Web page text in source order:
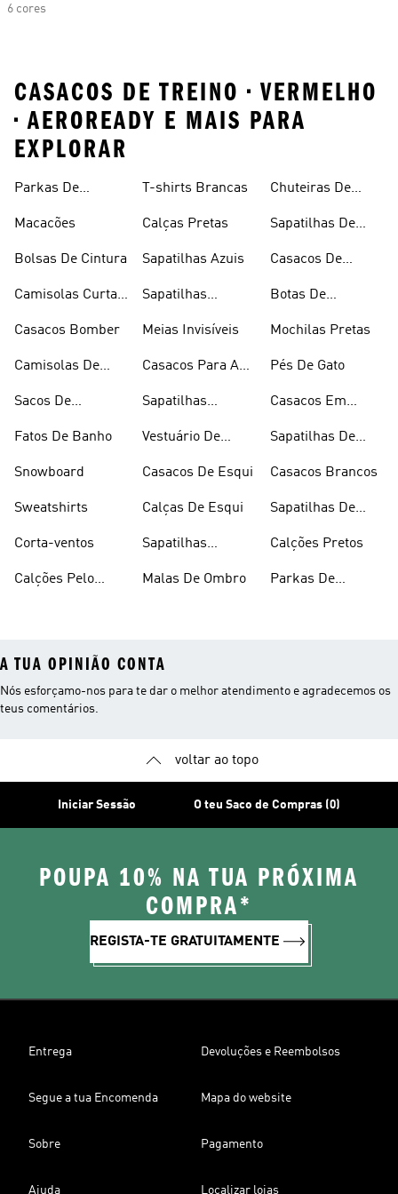
6 cores
CASACOS DE TREINO • VERMELHO
• AEROREADY E MAIS PARA
EXPLORAR
Parkas De
Macacões
Bolsas De Cintura
Camisolas Curtas
Casacos Bomber
Camisolas De
Sacos De
Fatos De Banho
Snowboard
Sweatshirts
Corta-ventos
Calções Pelo
T-shirts Brancas
Calças Pretas
Sapatilhas Azuis
Sapatilhas
Meias Invisíveis
Casacos Para A
Sapatilhas
Vestuário De
Casacos De Esqui
Calças De Esqui
Sapatilhas
Malas De Ombro
Chuteiras De
Sapatilhas De
Casacos De
Botas De
Mochilas Pretas
Pés De Gato
Casacos Em
Sapatilhas De
Casacos Brancos
Sapatilhas De
Calções Pretos
Parkas De
A TUA OPINIÃO CONTA
Nós esforçamo-nos para te dar o melhor atendimento e agradecemos os
teus comentários.
voltar ao topo
Iniciar Sessão O teu Saco de Compras (0)
POUPA 10% NA TUA PRÓXIMA
COMPRA*
REGISTA-TE GRATUITAMENTE
Entrega Devoluções e Reembolsos
Segue a tua Encomenda Mapa do website
Sobre Pagamento
Ajuda Localizar lojas